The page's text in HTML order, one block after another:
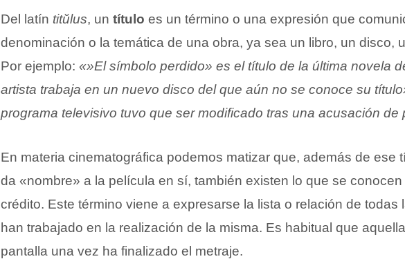
Del latín titŭlus, un título es un término o una expresión que
denominación o la temática de una obra, ya sea un libro, un disco,
Por ejemplo: «»El símbolo perdido» es el título de la última novela
artista trabaja en un nuevo disco del que aún no se conoce su
programa televisivo tuvo que ser modificado tras una acusación de
En materia cinematográfica podemos matizar que, además de ese
da «nombre» a la película en sí, también existen lo que se
crédito. Este término viene a expresarse la lista o relación de todas
han trabajado en la realización de la misma. Es habitual que
pantalla una vez ha finalizado el metraje.